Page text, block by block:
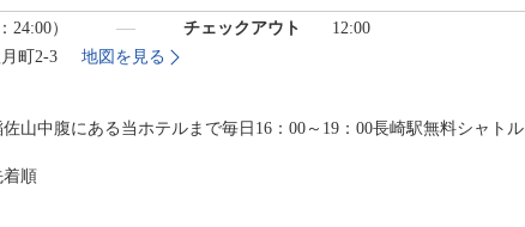
24:00） チェックアウト
12:00
町2-3
地図を見る
山中腹にある当ホテルまで毎日16：00～19：00長崎駅無料シャトル
順